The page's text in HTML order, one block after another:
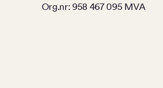
Org.nr: 958 467 095 MVA